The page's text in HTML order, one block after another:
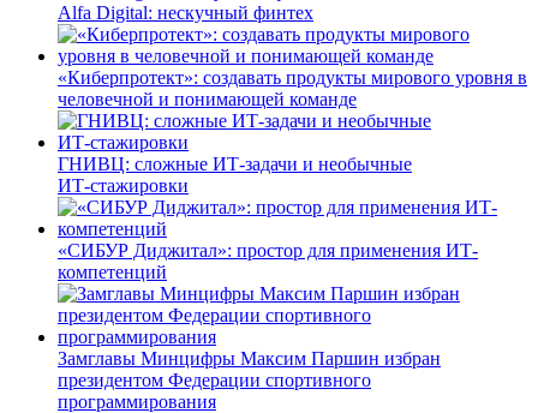
Alfa Digital: нескучный финтех
«Киберпротект»: создавать продукты мирового уровня в
человечной и понимающей команде
ГНИВЦ: сложные ИТ‑задачи и необычные
ИТ‑стажировки
«СИБУР Диджитал»: простор для применения ИТ-
компетенций
Замглавы Минцифры Максим Паршин избран
президентом Федерации спортивного
программирования